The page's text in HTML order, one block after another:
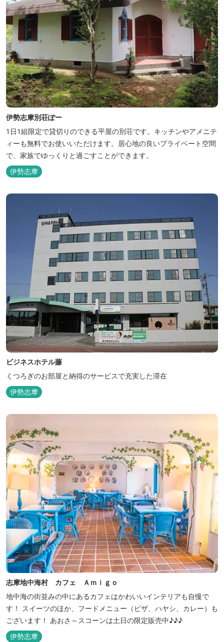
伊勢志摩別荘ぽー
1日1組限定で貸切りのできる平屋の別荘です。キッチンやアメニテ
ィーも無料でお使いいただけます。居心地の良いプライベート空間
で、家族でゆっくりと過ごすことができます。
伊勢志摩
ビジネスホテル藤
くつろぎのお部屋と納得のサービスで充実した滞在
伊勢志摩
志摩地中海村 カフェ Ａｍｉｇｏ
地中海の街並みの中にあるカフェはかわいいインテリアも自慢で
す！ スイーツのほか、フードメニュー（ピザ、ハヤシ、カレー）も
ございます！ あおさ～スコーンは土日の限定販売中♪♪♪
伊勢志摩